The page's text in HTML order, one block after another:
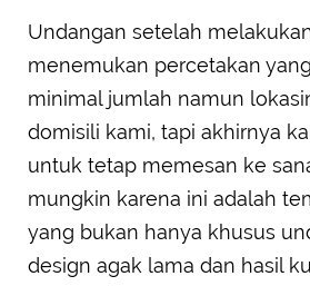
Undangan setelah
menemukan percetakan
minimal jumlah namun
domisili kami, tapi akhirnya
untuk tetap memesan ke
mungkin karena ini adalah
yang bukan hanya khusus
design agak lama dan hasil